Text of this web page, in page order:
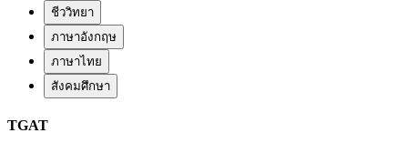
ชีววิทยา
ภาษาอังกฤษ
ภาษาไทย
สังคมศึกษา
TGAT